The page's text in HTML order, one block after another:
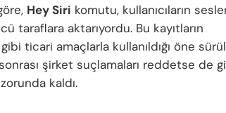
Hey Siri komutu, kullanıcıların
taraflara aktarıyordu. Bu kayıtların
ticari amaçlarla kullanıldığı öne
şirket suçlamaları reddetse de
kaldı.